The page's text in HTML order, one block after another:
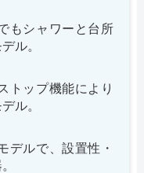
もシャワーと台所
ル。
トップ機能により
ル。
デルで、設置性・